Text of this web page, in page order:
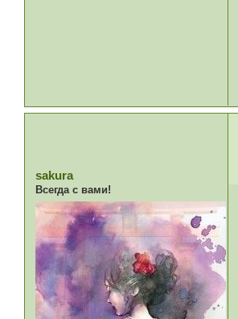
sakura
Всегда с вами!